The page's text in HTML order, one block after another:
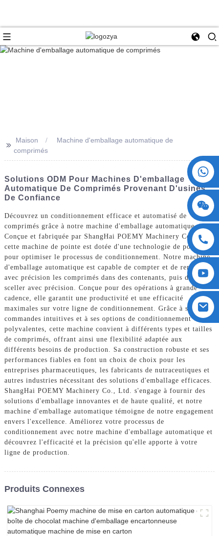
>>
Maison
Machine d'emballage automatique de
comprimés
Solutions ODM Pour Machines D'emballage
Automatique De Comprimés Provenant D'usines
De Confiance
Découvrez un conditionnement efficace et automatisé de
comprimés grâce à notre machine d'emballage automatique.
Conçue et fabriquée par ShangHai POEMY Machinery Co., Ltd.,
cette machine de pointe est dotée d'une technologie de pointe
pour optimiser le processus de conditionnement. Notre machine
d'emballage automatique est capable de compter et de remplir
avec précision les comprimés dans des contenants, puis de les
sceller avec précision. Conçue pour des opérations à grande
cadence, elle garantit une productivité et une efficacité
maximales sur votre ligne de conditionnement. Grâce à ses
commandes intuitives et à ses options de conditionnement
polyvalentes, cette machine convient à différents types et tailles
de comprimés, offrant ainsi une flexibilité adaptée aux
différents besoins de production. Sa construction robuste et ses
performances fiables en font un choix de choix pour les
entreprises pharmaceutiques, les fabricants de nutraceutiques et
autres industries nécessitant des solutions d'emballage efficaces.
ShangHai POEMY Machinery Co., Ltd. s'engage à fournir des
solutions d'emballage innovantes et de haute qualité, et notre
machine d'emballage automatique témoigne de notre engagement
envers l'excellence. Améliorez votre processus de
conditionnement avec notre machine d'emballage automatique et
découvrez l'efficacité et la précision qu'elle apporte à votre
ligne de production.
Produits Connexes